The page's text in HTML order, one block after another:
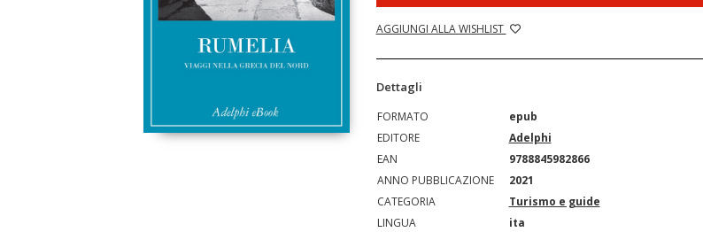
AGGIUNGI ALLA WISHLIST
Dettagli
FORMATO
epub
EDITORE
Adelphi
EAN
9788845982866
ANNO PUBBLICAZIONE
2021
CATEGORIA
Turismo e guide
LINGUA
ita